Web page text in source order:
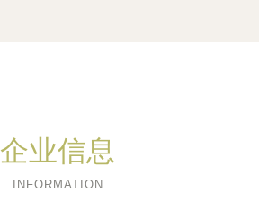
企业信息
INFORMATION